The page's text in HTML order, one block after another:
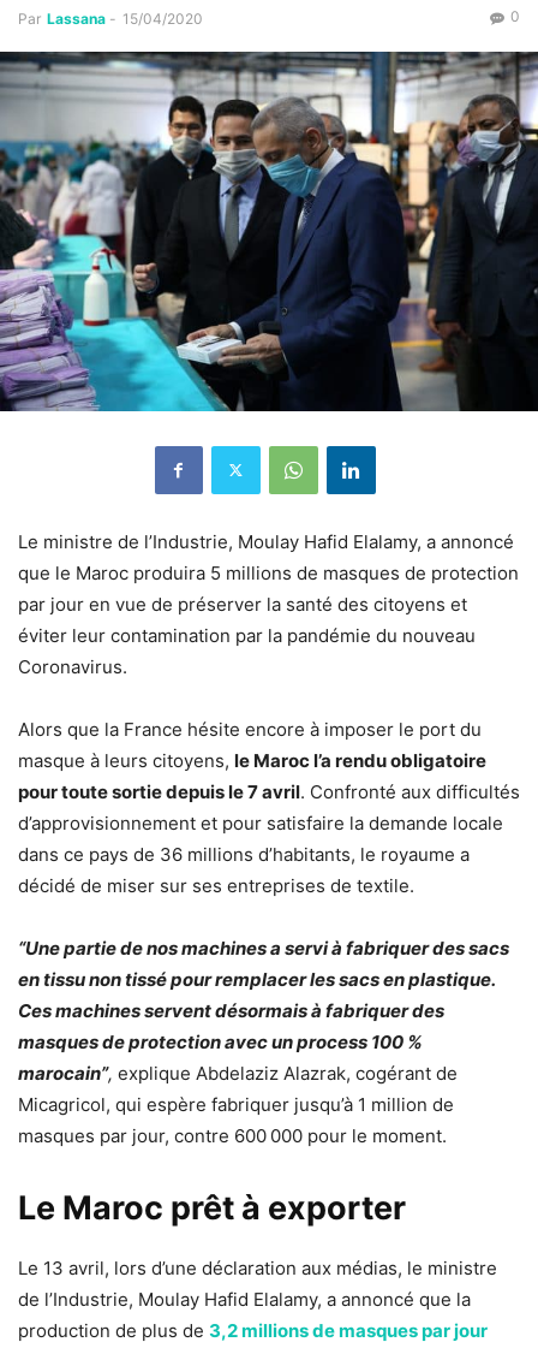
Par Lassana - 15/04/2020 0
Le ministre de l’Industrie, Moulay Hafid Elalamy, a annoncé
que le Maroc produira 5 millions de masques de protection
par jour en vue de préserver la santé des citoyens et
éviter leur contamination par la pandémie du nouveau
Coronavirus.
Alors que la France hésite encore à imposer le port du
masque à leurs citoyens, le Maroc l’a rendu obligatoire
pour toute sortie depuis le 7 avril. Confronté aux difficultés
d’approvisionnement et pour satisfaire la demande locale
dans ce pays de 36 millions d’habitants, le royaume a
décidé de miser sur ses entreprises de textile.
“Une partie de nos machines a servi à fabriquer des sacs
en tissu non tissé pour remplacer les sacs en plastique.
Ces machines servent désormais à fabriquer des
masques de protection avec un process 100 %
marocain”, explique Abdelaziz Alazrak, cogérant de
Micagricol, qui espère fabriquer jusqu’à 1 million de
masques par jour, contre 600 000 pour le moment.
Le Maroc prêt à exporter
Le 13 avril, lors d’une déclaration aux médias, le ministre
de l’Industrie, Moulay Hafid Elalamy, a annoncé que la
production de plus de 3,2 millions de masques par jour